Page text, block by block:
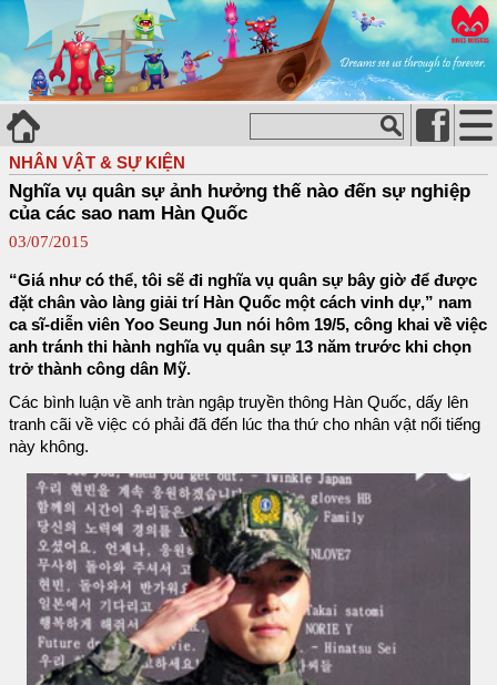
NHÂN VẬT & SỰ KIỆN
Nghĩa vụ quân sự ảnh hưởng thế nào đến sự nghiệp
của các sao nam Hàn Quốc
03/07/2015
“Giá như có thể, tôi sẽ đi nghĩa vụ quân sự bây giờ để được
đặt chân vào làng giải trí Hàn Quốc một cách vinh dự,” nam
ca sĩ-diễn viên Yoo Seung Jun nói hôm 19/5, công khai về việc
anh tránh thi hành nghĩa vụ quân sự 13 năm trước khi chọn
trở thành công dân Mỹ.
Các bình luận về anh tràn ngập truyền thông Hàn Quốc, dấy lên
tranh cãi về việc có phải đã đến lúc tha thứ cho nhân vật nổi tiếng
này không.